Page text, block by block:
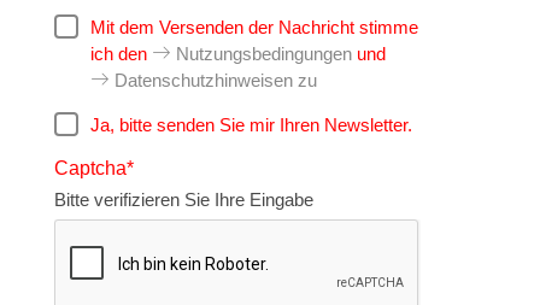
Mit dem Versenden der Nachricht stimme
ich den
Nutzungsbedingungen und
Datenschutzhinweisen zu
Ja, bitte senden Sie mir Ihren Newsletter.
Captcha
Bitte verifizieren Sie Ihre Eingabe